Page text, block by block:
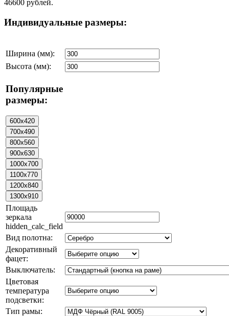
46600 рублей.
Индивидуальные размеры:
Ширина (мм):
Высота (мм):
Популярные
размеры:
Площадь
зеркала
hidden_calc_field
Вид полотна:
Декоративный
фацет:
Выключатель:
Цветовая
температура
подсветки:
Тип рамы: